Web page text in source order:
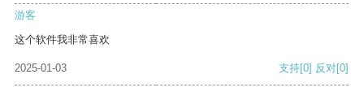
游客
这个软件我非常喜欢
2025-01-03 支持[0] 反对[0]